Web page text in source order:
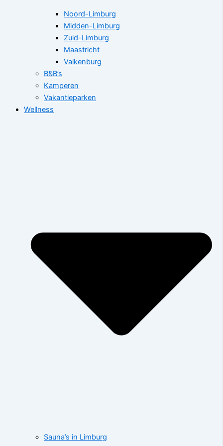
Noord-Limburg
Midden-Limburg
Zuid-Limburg
Maastricht
Valkenburg
B&B’s
Kamperen
Vakantieparken
Wellness
Sauna’s in Limburg